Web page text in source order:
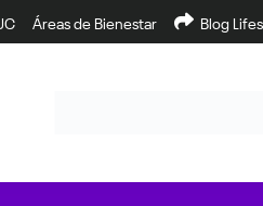
Áreas de Bienestar Blog